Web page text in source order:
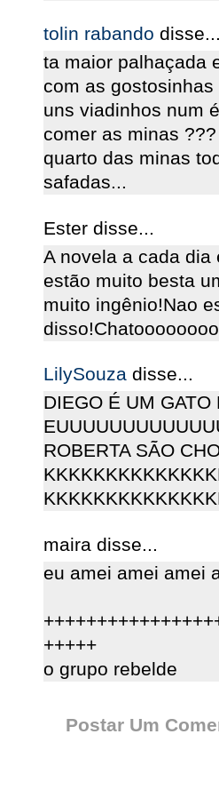
tolin rabando
ta maior palhaçada
com as
uns viadinhos num
comer as minas
quarto das minas
safadas...
Ester disse...
A novela a cada dia
estão muito besta
muito ingênio!Nao
LilySouza disse...
DIEGO É UM
ROBERTA SÃO
maira disse...
eu amei amei amei
+++++
o grupo rebelde
Postar Um